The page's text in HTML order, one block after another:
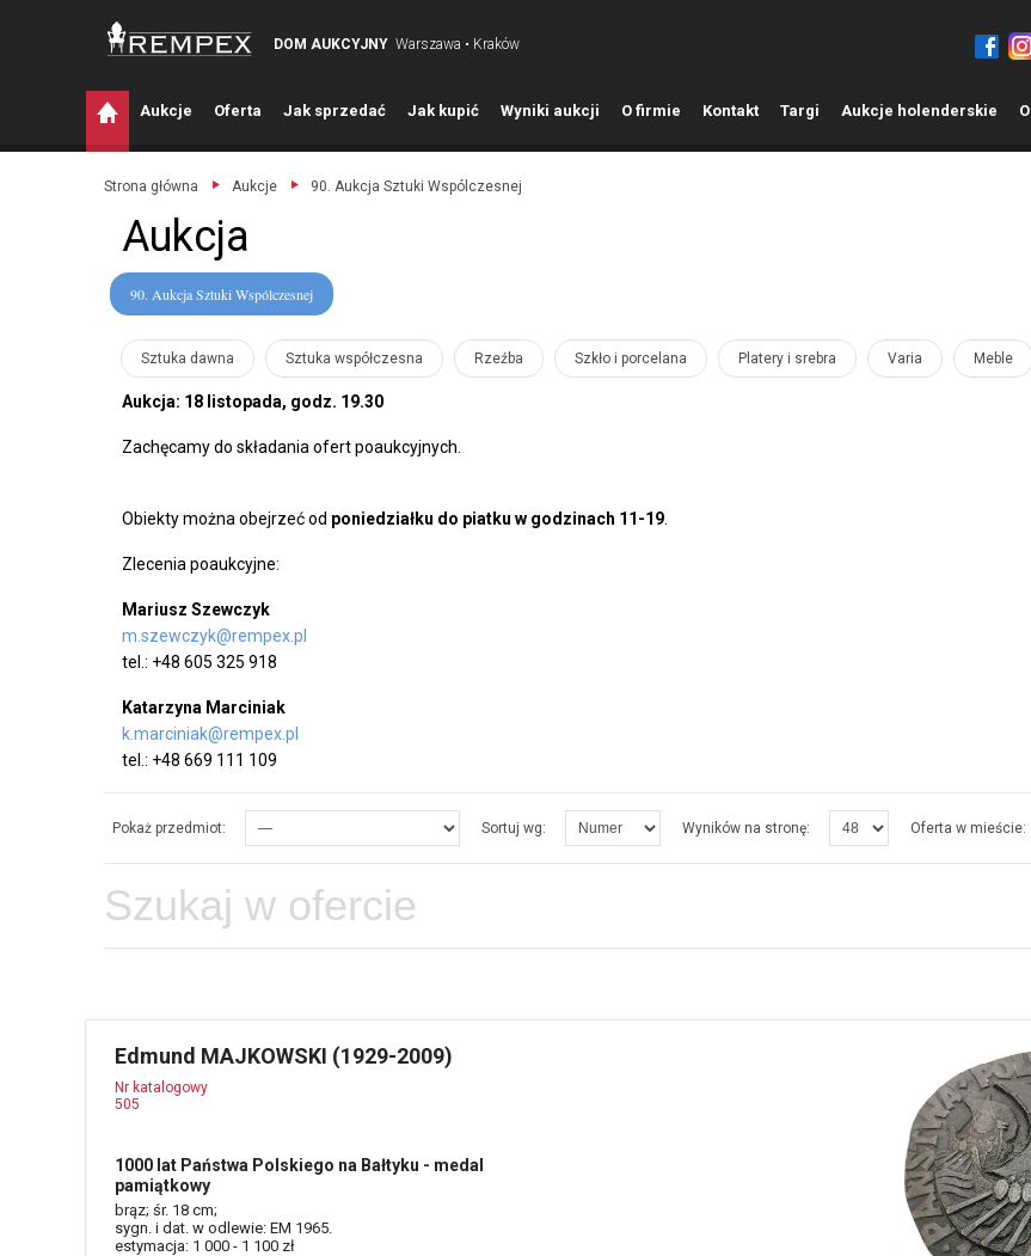
DOM AUKCYJNY Warszawa • Kraków
Aukcje Oferta Jak sprzedać Jak kupić Wyniki aukcji O firmie Kontakt Targi Aukcje holenderskie O
Strona główna Aukcje 90. Aukcja Sztuki Wspólczesnej
Aukcja
90. Aukcja Sztuki Wspólczesnej
Sztuka dawna Sztuka współczesna Rzeźba Szkło i porcelana Platery i srebra Varia Meble
Aukcja: 18 listopada, godz. 19.30
Zachęcamy do składania ofert poaukcyjnych.
Obiekty można obejrzeć od poniedziałku do piatku w godzinach 11-19
Zlecenia poaukcyjne:
Mariusz Szewczyk
m.szewczyk@rempex.pl
tel.: +48 605 325 918
Katarzyna Marciniak
k.marciniak@rempex.pl
tel.: +48 669 111 109
Pokaż przedmiot: Sortuj wg: Wyników na stronę: Oferta w mieście:
Edmund MAJKOWSKI (1929-2009)
Nr katalogowy
505
1000 lat Państwa Polskiego na Bałtyku - medal
pamiątkowy
brąz; śr. 18 cm;
sygn. i dat. w odlewie: EM 1965.
estymacja: 1 000 - 1 100 zł